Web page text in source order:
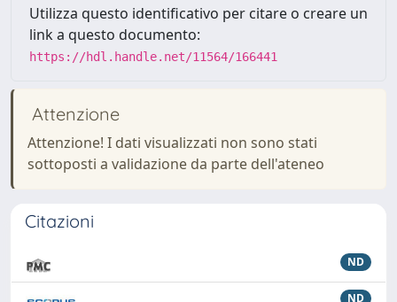
Utilizza questo identificativo per citare o creare un
link a questo documento:
https://hdl.handle.net/11564/166441
Attenzione
Attenzione! I dati visualizzati non sono stati
sottoposti a validazione da parte dell'ateneo
Citazioni
ND
ND